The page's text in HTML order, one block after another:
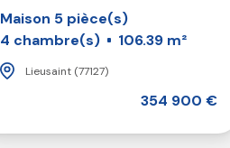
Maison 5 pièce(s)
4 chambre(s)
106.39 m²
Lieusaint (77127)
354 900 €